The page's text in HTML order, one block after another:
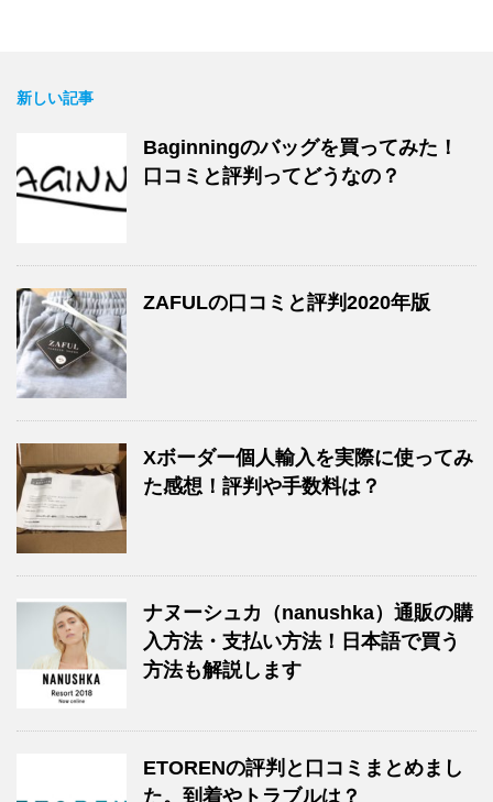
新しい記事
Baginningのバッグを買ってみた！
口コミと評判ってどうなの？
ZAFULの口コミと評判2020年版
Xボーダー個人輸入を実際に使ってみ
た感想！評判や手数料は？
ナヌーシュカ（nanushka）通販の購
入方法・支払い方法！日本語で買う
方法も解説します
ETORENの評判と口コミまとめまし
た。到着やトラブルは？